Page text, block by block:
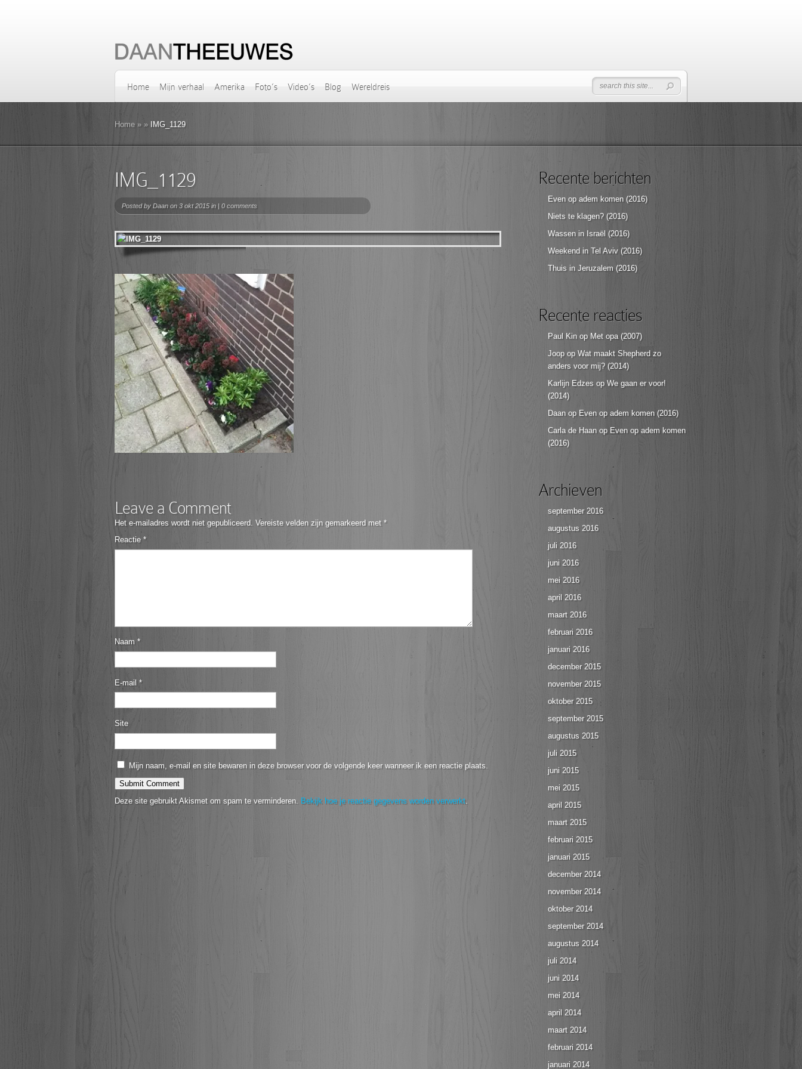
Home Mijn verhaal Amerika Foto’s Video’s Blog Wereldreis
Home » » IMG_1129
IMG_1129
Posted by Daan on 3 okt 2015 in | 0 comments
Leave a Comment
Het e-mailadres wordt niet gepubliceerd. Vereiste velden zijn gemarkeerd met *
Reactie *
Naam *
E-mail *
Site
Mijn naam, e-mail en site bewaren in deze browser voor de volgende keer wanneer ik een reactie plaats.
Deze site gebruikt Akismet om spam te verminderen. Bekijk hoe je reactie gegevens worden verwerkt.
Recente berichten
Even op adem komen (2016)
Niets te klagen? (2016)
Wassen in Israël (2016)
Weekend in Tel Aviv (2016)
Thuis in Jeruzalem (2016)
Recente reacties
Paul Kin op Met opa (2007)
Joop op Wat maakt Shepherd zo
anders voor mij? (2014)
Karlijn Edzes op We gaan er voor!
(2014)
Daan op Even op adem komen (2016)
Carla de Haan op Even op adem komen
(2016)
Archieven
september 2016
augustus 2016
juli 2016
juni 2016
mei 2016
april 2016
maart 2016
februari 2016
januari 2016
december 2015
november 2015
oktober 2015
september 2015
augustus 2015
juli 2015
juni 2015
mei 2015
april 2015
maart 2015
februari 2015
januari 2015
december 2014
november 2014
oktober 2014
september 2014
augustus 2014
juli 2014
juni 2014
mei 2014
april 2014
maart 2014
februari 2014
januari 2014